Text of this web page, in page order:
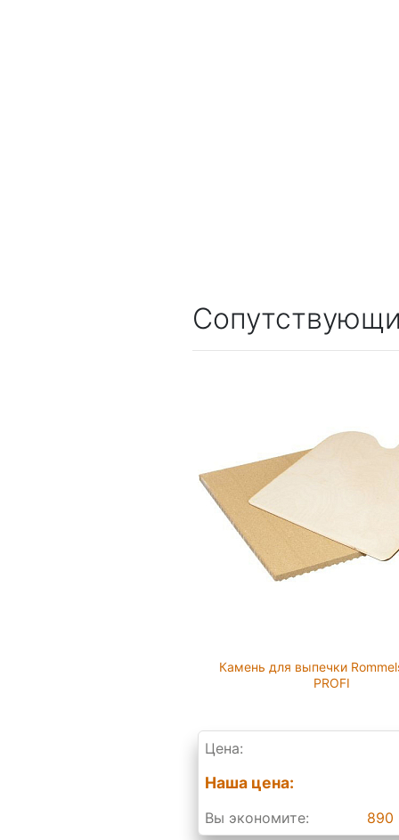
Камень для выпечки
PROFI
Цена:
Наша цена:
Вы экономите: 890